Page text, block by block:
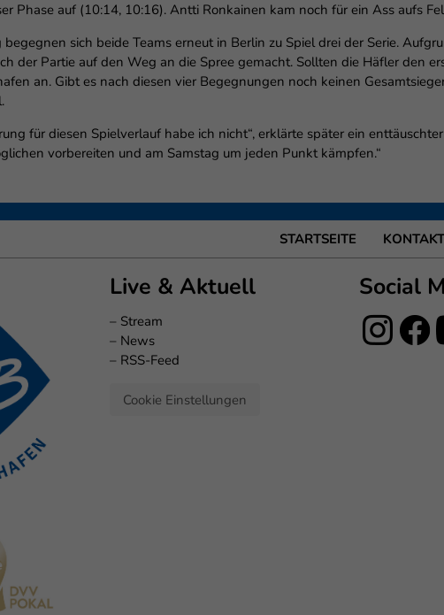
Phase auf (10:14, 10:16). Antti Ronkainen kam noch für ein Ass aufs
begegnen sich beide Teams erneut in Berlin zu Spiel drei der Serie.
der Partie auf den Weg an die Spree gemacht. Sollten die Häfler den
an. Gibt es nach diesen vier Begegnungen noch keinen
für diesen Spielverlauf habe ich nicht“, erklärte später ein
vorbereiten und am Samstag um jeden Punkt kämpfen.“
KONTAKT
STARTSEITE
Live & Aktuell
– Stream
– News
– RSS-Feed
Cookie Einstellungen
Social